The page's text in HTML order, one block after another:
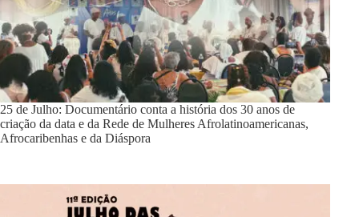
25 de Julho: Documentário conta a história dos 30 anos de
criação da data e da Rede de Mulheres Afrolatinoamericanas,
Afrocaribenhas e da Diáspora